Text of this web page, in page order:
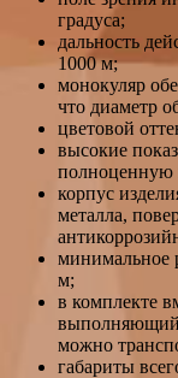
градуса;
дальность
1000 м;
монокуляр
что диаметр
цветовой
высокие
полноценную
корпус
металла,
минимальное
м;
в комплекте
выполняющий
можно
габариты